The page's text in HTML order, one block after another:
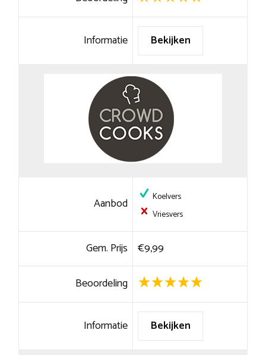
Informatie Bekijken
Aanbod
Koelvers
Vriesvers
Gem. Prijs €9,99
Beoordeling
Informatie Bekijken